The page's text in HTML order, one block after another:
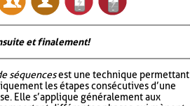
et finalement!
séquencesest une technique permettant
les étapes consécutives d’une
Elle s’applique généralement aux